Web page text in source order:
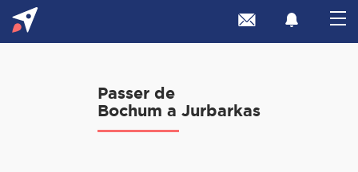
Passer de
Bochum a Jurbarkas